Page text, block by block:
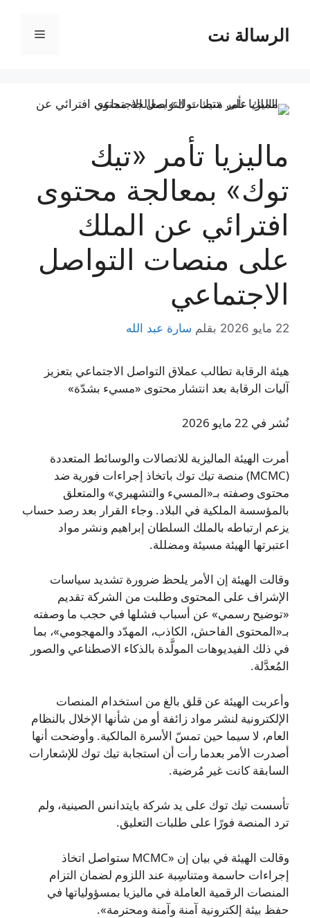
المحتوىالرسالة نت القائمة
ماليزيا تأمر «تيك
توك» بمعالجة محتوى
افترائي عن الملك
على منصات التواصل
الاجتماعي
22 مايو 2026 بقلم سارة عبد الله
هيئة الرقابة تطالب عملاق التواصل الاجتماعي بتعزيز
آليات الرقابة بعد انتشار محتوى «مسيء بشدّة»
نُشر في 22 مايو 2026
أمرت الهيئة الماليزية للاتصالات والوسائط المتعددة
(MCMC) منصة تيك توك باتخاذ إجراءات فورية ضد
محتوى وصفته بـ«المسيء والتشهيري» والمتعلق
بالمؤسسة الملكية في البلاد. وجاء القرار بعد رصد حساب
يزعم ارتباطه بالملك السلطان إبراهيم ونشر مواد
اعتبرتها الهيئة مسيئة ومضللة.
وقالت الهيئة إن الأمر يلحظ ضرورة تشديد سياسات
الإشراف على المحتوى وطلبت من الشركة تقديم
«توضيح رسمي» عن أسباب فشلها في حجب ما وصفته
بـ«المحتوى الفاحش، الكاذب، المهدّد والمهجومي»، بما
في ذلك الفيديوهات المولَّدة بالذكاء الاصطناعي والصور
المُعدَّلة.
وأعربت الهيئة عن قلق بالغ من استخدام المنصات
الإلكترونية لنشر مواد زائفة أو من شأنها الإخلال بالنظام
العام، لا سيما حين تمسّ الأسرة المالكية. وأوضحت أنها
أصدرت الأمر بعدما رأت أن استجابة تيك توك للإشعارات
السابقة كانت غير مُرضية.
تأسست تيك توك على يد شركة بايتدانس الصينية، ولم
ترد المنصة فورًا على طلبات التعليق.
وقالت الهيئة في بيان إن «MCMC ستواصل اتخاذ
إجراءات حاسمة ومتناسِبة عند اللزوم لضمان التزام
المنصات الرقمية العاملة في ماليزيا بمسؤولياتها في
حفظ بيئة إلكترونية آمنة وآمنة ومحترمة».